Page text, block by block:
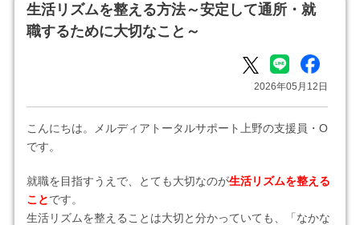
生活リズムを整える方法～安定して通所・就
職するために大切なこと～
2026年05月12日
こんにちは。メルディアトータルサポート上野の支援員・O
です。
就職を目指すうえで、とても大切なのが生活リズムを整える
ことです。
生活リズムを整えることは大切と分かっていても、「なかな